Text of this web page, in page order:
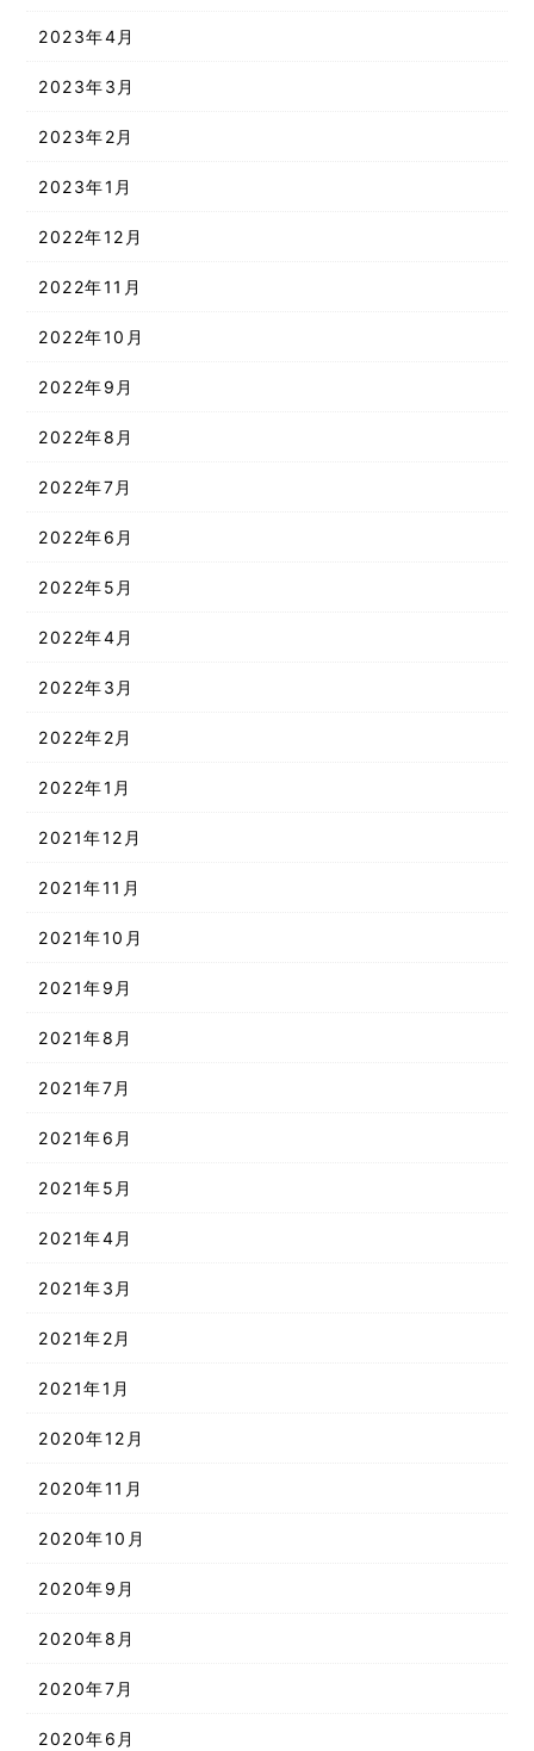
2023年4月
2023年3月
2023年2月
2023年1月
2022年12月
2022年11月
2022年10月
2022年9月
2022年8月
2022年7月
2022年6月
2022年5月
2022年4月
2022年3月
2022年2月
2022年1月
2021年12月
2021年11月
2021年10月
2021年9月
2021年8月
2021年7月
2021年6月
2021年5月
2021年4月
2021年3月
2021年2月
2021年1月
2020年12月
2020年11月
2020年10月
2020年9月
2020年8月
2020年7月
2020年6月